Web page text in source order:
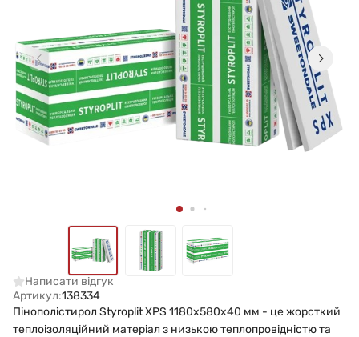
Написати відгук
Артикул:138334
Пінополістирол Styroplit XPS 1180x580x40 мм - це жорсткий
теплоізоляційний матеріал з низькою теплопровідністю та